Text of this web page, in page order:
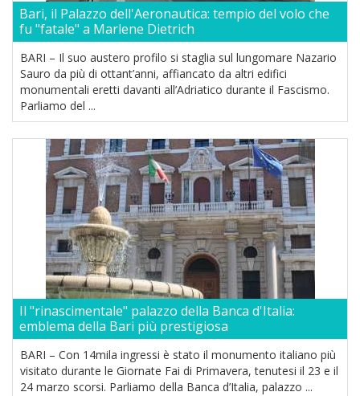
Bari, il Palazzo dell'Aeronautica: tempio del volo che
fu "fatale" a Marlene Dietrich
BARI – Il suo austero profilo si staglia sul lungomare Nazario
Sauro da più di ottant’anni, affiancato da altri edifici
monumentali eretti davanti all’Adriatico durante il Fascismo.
Parliamo del ...
Il "rinascimentale" palazzo della Banca d'Italia:
emblema della Bari più prestigiosa
BARI – Con 14mila ingressi è stato il monumento italiano più
visitato durante le Giornate Fai di Primavera, tenutesi il 23 e il
24 marzo scorsi. Parliamo della Banca d’Italia, palazzo ...